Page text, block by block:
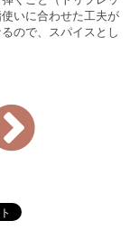
いに合わせた工夫が
ので、スパイスとし